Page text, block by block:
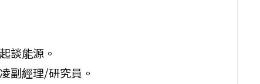
談能源。
副經理/研究員。